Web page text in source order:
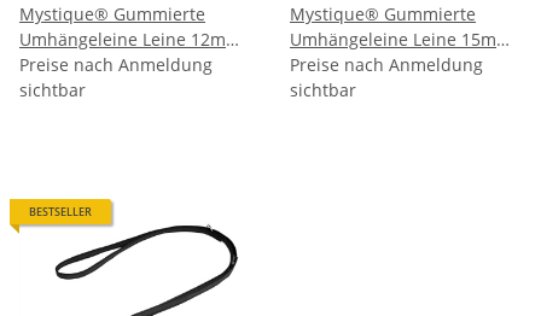
Mystique® Gummierte
Umhängeleine Leine 12mm
Standard Karabiner
Preise nach Anmeldung
sichtbar
Mystique® Gummierte
Umhängeleine Leine 15mm
Standard Karabiner
Preise nach Anmeldung
sichtbar
BESTSELLER